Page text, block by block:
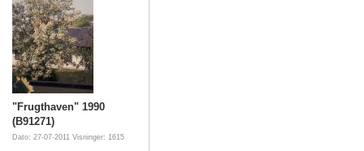
"Frugthaven" 1990
(B91271)
Dato: 27-07-2011 Visninger: 1615